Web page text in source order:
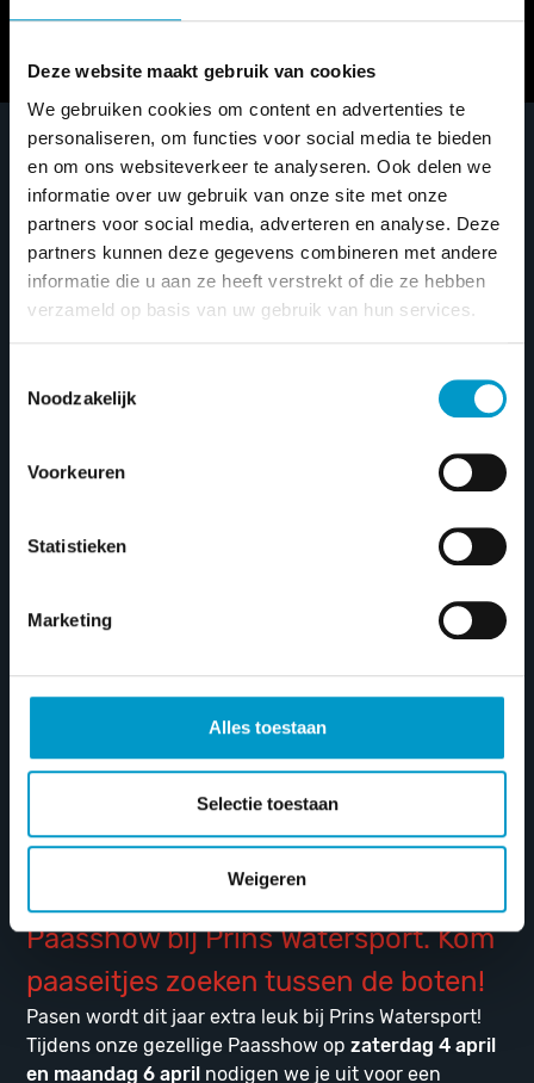
Deze website maakt gebruik van cookies
We gebruiken cookies om content en advertenties te
personaliseren, om functies voor social media te bieden
en om ons websiteverkeer te analyseren. Ook delen we
informatie over uw gebruik van onze site met onze
partners voor social media, adverteren en analyse. Deze
partners kunnen deze gegevens combineren met andere
informatie die u aan ze heeft verstrekt of die ze hebben
verzameld op basis van uw gebruik van hun services.
Noodzakelijk
Voorkeuren
Statistieken
Marketing
Alles toestaan
Selectie toestaan
Weigeren
Paasshow bij Prins
Watersport.
Gepubliceerd op 18 maart 2026
Paasshow bij Prins Watersport. Kom
paaseitjes zoeken tussen de boten!
Pasen wordt dit jaar extra leuk bij Prins Watersport!
Tijdens onze gezellige Paasshow opzaterdag 4 april
en maandag 6 april nodigen we je uit voor een